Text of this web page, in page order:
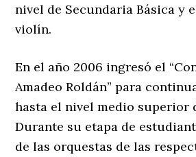
nivel de Secundaria Básica y
violín.
En el año 2006 ingresó el
Amadeo Roldán” para
hasta el nivel medio superior
Durante su etapa de
de las orquestas de las